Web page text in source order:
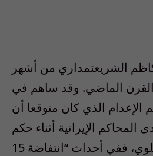
الشريعتمداري من أشهر
الماضي. وقد ساهم في
الإعدام الذي كان متوقعا أن
الإيرانية أثناء حكم
الشاه محمد رضا بهلوي، ففي أحداث “انتفاضة 15